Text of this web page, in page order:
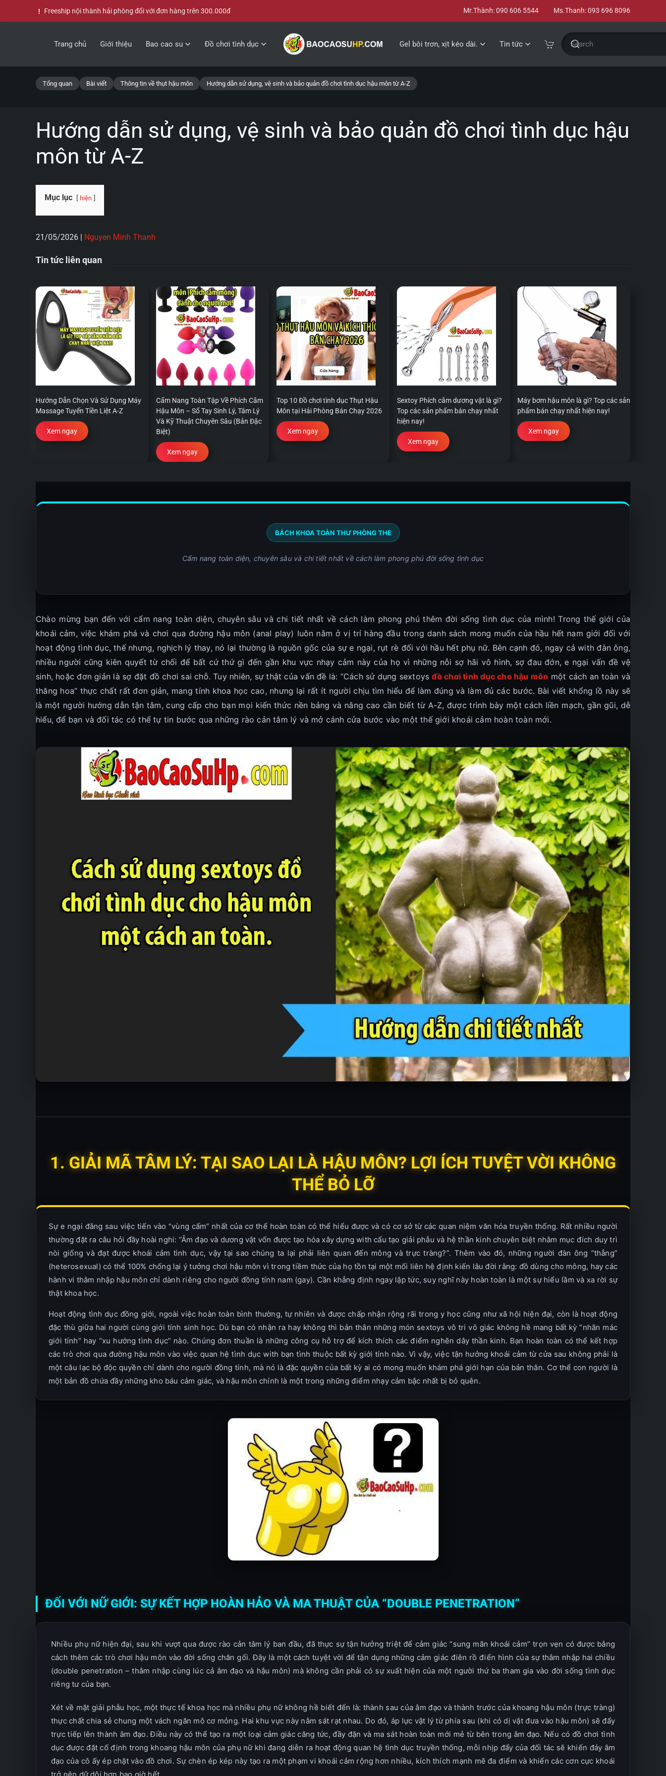
Freeship nội thành hải phòng đối với đơn hàng trên 300.000đ Mr.Thành: 090 606 5544 Ms.Thanh: 093 696 8096
Trang chủ Giới thiệu Bao cao su Đồ chơi tình dục Gel bôi trơn, xịt kéo dài. Tin tức
Tổng quan Bài viết Thông tin về thụt hậu môn Hướng dẫn sử dụng, vệ sinh và bảo quản đồ chơi tình dục hậu môn từ A-Z
Hướng dẫn sử dụng, vệ sinh và bảo quản đồ chơi tình dục hậu
môn từ A-Z
Mục lục hiện
21/05/2026 | Nguyen Minh Thanh
Tin tức liên quan
Hướng Dẫn Chọn Và Sử Dụng Máy
Massage Tuyến Tiền Liệt A-Z
Xem ngay
Cẩm Nang Toàn Tập Về Phích Cắm
Hậu Môn – Sổ Tay Sinh Lý, Tâm Lý
Và Kỹ Thuật Chuyên Sâu (Bản Đặc
Biệt)
Xem ngay
Top 10 Đồ chơi tình dục Thụt Hậu
Môn tại Hải Phòng Bán Chạy 2026
Xem ngay
Sextoy Phích cắm dương vật là gì?
Top các sản phẩm bán chạy nhất
hiện nay!
Xem ngay
Máy bơm hậu môn là gì? Top các sản
phẩm bán chạy nhất hiện nay!
Xem ngay
BÁCH KHOA TOÀN THƯ PHÒNG THE
Cẩm nang toàn diện, chuyên sâu và chi tiết nhất về cách làm phong phú đời sống tình dục
Chào mừng bạn đến với cẩm nang toàn diện, chuyên sâu và chi tiết nhất về cách làm phong phú thêm đời sống tình dục của mình! Trong thế giới của
khoái cảm, việc khám phá và chơi qua đường hậu môn (anal play) luôn nằm ở vị trí hàng đầu trong danh sách mong muốn của hầu hết nam giới đối với
hoạt động tình dục, thế nhưng, nghịch lý thay, nó lại thường là nguồn gốc của sự e ngại, rụt rè đối với hầu hết phụ nữ. Bên cạnh đó, ngay cả with đàn ông,
nhiều người cũng kiên quyết từ chối để bất cứ thứ gì đến gần khu vực nhạy cảm này của họ vì những nỗi sợ hãi vô hình, sợ đau đớn, e ngại vấn đề vệ
sinh, hoặc đơn giản là sợ đặt đồ chơi sai chỗ. Tuy nhiên, sự thật của vấn đề là: ”Cách sử dụng sextoysđồ chơi tình dục cho hậu môn một cách an toàn và
thăng hoa” thực chất rất đơn giản, mang tính khoa học cao, nhưng lại rất ít người chịu tìm hiểu để làm đúng và làm đủ các bước. Bài viết khổng lồ này sẽ
là một người hướng dẫn tận tâm, cung cấp cho bạn mọi kiến thức nền bảng và nâng cao cần biết từ A-Z, được trình bày một cách liền mạch, gần gũi, dễ
hiểu, để bạn và đối tác có thể tự tin bước qua những rào cản tâm lý và mở cánh cửa bước vào một thế giới khoái cảm hoàn toàn mới.
1. GIẢI MÃ TÂM LÝ: TẠI SAO LẠI LÀ HẬU MÔN? LỢI ÍCH TUYỆT VỜI KHÔNG
THỂ BỎ LỠ
Sự e ngại đằng sau việc tiến vào “vùng cấm” nhất của cơ thể hoàn toàn có thể hiểu được và có cơ sở từ các quan niệm văn hóa truyền thống. Rất nhiều người
thường đặt ra câu hỏi đầy hoài nghi: “Âm đạo và dương vật vốn được tạo hóa xây dựng with cấu tạo giải phẫu và hệ thần kinh chuyên biệt nhằm mục đích duy trì
nòi giống và đạt được khoái cảm tình dục, vậy tại sao chúng ta lại phải liên quan đến mông và trực tràng?”. Thêm vào đó, những người đàn ông “thẳng”
(heterosexual) có thể 100% chống lại ý tưởng chơi hậu môn vì trong tiềm thức của họ tồn tại một mối liên hệ định kiến lâu đời rằng: đồ dùng cho mông, hay các
hành vi thâm nhập hậu môn chỉ dành riêng cho người đồng tính nam (gay). Cần khẳng định ngay lập tức, suy nghĩ này hoàn toàn là một sự hiểu lầm và xa rời sự
thật khoa học.
Hoạt động tình dục đồng giới, ngoài việc hoàn toàn bình thường, tự nhiên và được chấp nhận rộng rãi trong y học cũng như xã hội hiện đại, còn là hoạt động
đặc thù giữa hai người cùng giới tính sinh học. Dù bạn có nhận ra hay không thì bản thân những món sextoys vô tri vô giác không hề mang bất kỳ “nhãn mác
giới tính” hay “xu hướng tình dục” nào. Chúng đơn thuần là những công cụ hỗ trợ để kích thích các điểm nghẽn dây thần kinh. Bạn hoàn toàn có thể kết hợp
các trò chơi qua đường hậu môn vào việc quan hệ tình dục with bạn tình thuộc bất kỳ giới tính nào. Vì vậy, việc tận hưởng khoái cảm từ cửa sau không phải là
một câu lạc bộ độc quyền chỉ dành cho người đồng tính, mà nó là đặc quyền của bất kỳ ai có mong muốn khám phá giới hạn của bản thân. Cơ thể con người là
một bản đồ chứa đầy những kho báu cảm giác, và hậu môn chính là một trong những điểm nhạy cảm bậc nhất bị bỏ quên.
ĐỐI VỚI NỮ GIỚI: SỰ KẾT HỢP HOÀN HẢO VÀ MA THUẬT CỦA “DOUBLE PENETRATION”
Nhiều phụ nữ hiện đại, sau khi vượt qua được rào cản tâm lý ban đầu, đã thực sự tận hưởng triệt để cảm giác “sung mãn khoái cảm” trọn vẹn có được bằng
cách thêm các trò chơi hậu môn vào đời sống chăn gối. Đây là một cách tuyệt vời để tận dụng những cảm giác điên rồ điển hình của sự thâm nhập hai chiều
(double penetration – thâm nhập cùng lúc cả âm đạo và hậu môn) mà không cần phải có sự xuất hiện của một người thứ ba tham gia vào đời sống tình dục
riêng tư của bạn.
Xét về mặt giải phẫu học, một thực tế khoa học mà nhiều phụ nữ không hề biết đến là: thành sau của âm đạo và thành trước của khoang hậu môn (trực tràng)
thực chất chia sẻ chung một vách ngăn mô cơ mỏng. Hai khu vực này nằm sát rạt nhau. Do đó, áp lực vật lý từ phía sau (khi có dị vật đưa vào hậu môn) sẽ đẩy
trực tiếp lên thành âm đạo. Điều này có thể tạo ra một loại cảm giác căng tức, đầy đặn và ma sát hoàn toàn mới mẻ từ bên trong âm đạo. Nếu có đồ chơi tình
dục được đặt cố định trong khoang hậu môn của phụ nữ khi đang diễn ra hoạt động quan hệ tình dục truyền thống, mỗi nhịp đẩy của đối tác sẽ khiến đáy âm
đạo của cô ấy ép chặt vào đồ chơi. Sự chèn ép kép này tạo ra một phạm vi khoái cảm rộng hơn nhiều, kích thích mạnh mẽ đa điểm và khiến các cơn cực khoái
trở nên dữ dội hơn bao giờ hết.